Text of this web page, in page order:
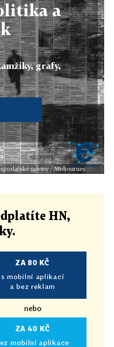
a
grafy,
noviny / Midjourney
HN,
.
ZA 80 KČ
s mobilní aplikací
a bez reklam
nebo
ZA 40 KČ
mobilní aplikace